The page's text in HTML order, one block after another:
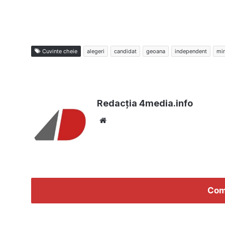
Cuvinte cheie alegeri candidat geoana independent
Redacția 4media.info